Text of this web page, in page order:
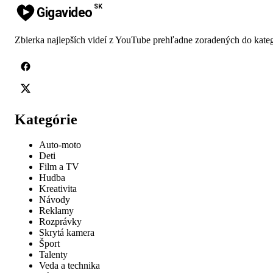
Gigavideo SK
Zbierka najlepších videí z YouTube prehľadne zoradených do
Kategórie
Auto-moto
Deti
Film a TV
Hudba
Kreativita
Návody
Reklamy
Rozprávky
Skrytá kamera
Šport
Talenty
Veda a technika